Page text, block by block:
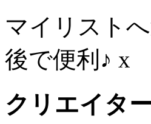
マイリスト
後で便利♪ x
クリエイタ